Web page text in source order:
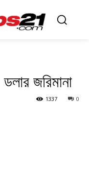
জরিমানা
0
1337